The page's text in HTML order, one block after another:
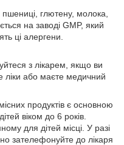
пшениці, глютену, молока,
на заводі GMP, який
ці алергени.
з лікарем, якщо ви
ліки або маєте медичний
продуктів є основною
віком до 6 років.
для дітей місці. У разі
зателефонуйте до лікаря